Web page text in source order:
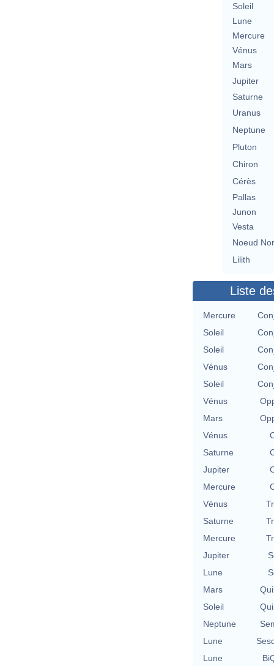
Soleil
Lune
Mercure
Vénus
Mars
Jupiter
Saturne
Uranus
Neptune
Pluton
Chiron
Cérès
Pallas
Junon
Vesta
Noeud
Lilith
Liste
Mercure
Soleil
Soleil
Vénus
Soleil
Vénus
Mars
Vénus
Saturne
Jupiter
Mercure
Vénus
Saturne
Mercure
Jupiter
Lune
Mars
Soleil
Neptune
Lune
Lune